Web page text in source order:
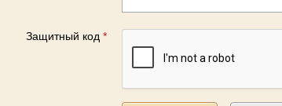
Защитный код *